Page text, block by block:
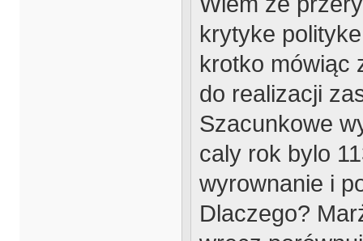
krytyke
krotko mówiąc
do realizacji
Szacunkowe
caly rok bylo
wyrownanie i
Dlaczego?